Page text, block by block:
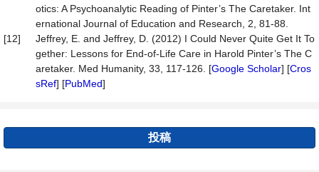
otics: A Psychoanalytic Reading of Pinter’s The Caretaker. Int
ernational Journal of Education and Research, 2, 81-88.
[12]
Jeffrey, E. and Jeffrey, D. (2012) I Could Never Quite Get It To
gether: Lessons for End-of-Life Care in Harold Pinter’s The C
aretaker. Med Humanity, 33, 117-126. [Google Scholar] [Cros
sRef] [PubMed]
投稿